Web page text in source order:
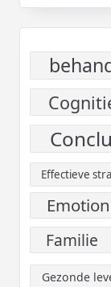
Effectieve
Familie
Gezonde